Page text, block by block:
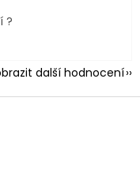
?
další hodnocení